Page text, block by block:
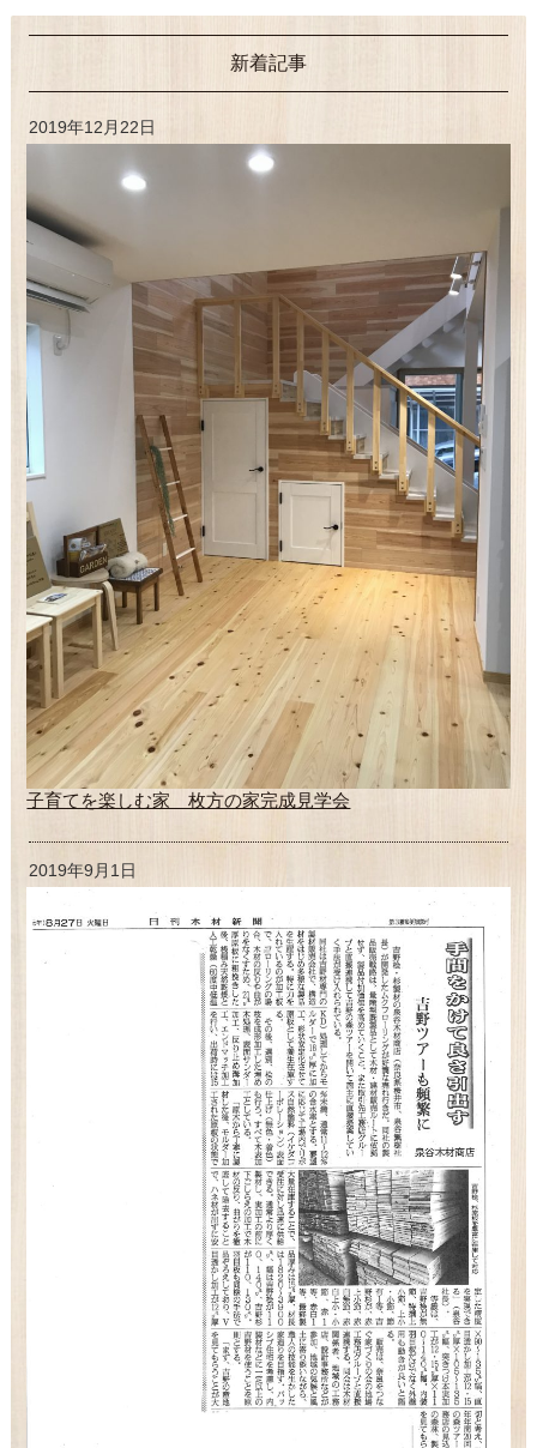
新着記事
2019年12月22日
子育てを楽しむ家 枚方の家完成見学会
2019年9月1日